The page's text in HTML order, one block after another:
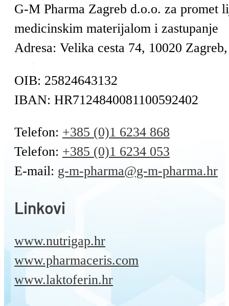
G-M Pharma Zagreb d.o.o. za promet
medicinskim materijalom i zastupanje
Adresa: Velika cesta 74, 10020
OIB: 25824643132
IBAN: HR7124840081100592402
Telefon: +385 (0)1 6234 868
Telefon: +385 (0)1 6234 053
E-mail: g-m-pharma@g-m-pharma.hr
Linkovi
www.nutrigap.hr
www.pharmaceris.com
www.laktoferin.hr